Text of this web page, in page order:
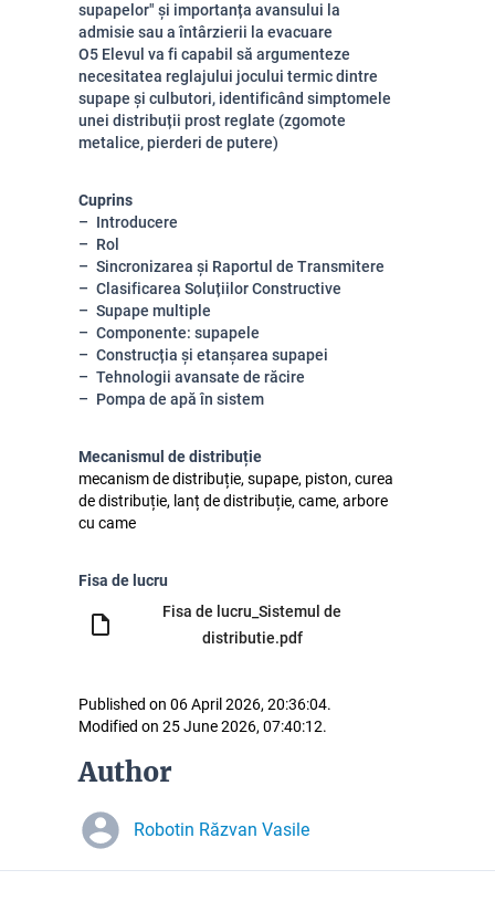
supapelor" și importanța avansului la
admisie sau a întârzierii la evacuare
O5 Elevul va fi capabil să argumenteze
necesitatea reglajului jocului termic dintre
supape și culbutori, identificând simptomele
unei distribuții prost reglate (zgomote
metalice, pierderi de putere)
Cuprins
Introducere
Rol
Sincronizarea și Raportul de Transmitere
Clasificarea Soluțiilor Constructive
Supape multiple
Componente: supapele
Construcția și etanșarea supapei
Tehnologii avansate de răcire
Pompa de apă în sistem
Mecanismul de distribuție
mecanism de distribuție, supape, piston, curea
de distribuție, lanț de distribuție, came, arbore
cu came
Fisa de lucru
Fisa de lucru_Sistemul de
distributie.pdf
Published on 06 April 2026, 20:36:04.
Modified on 25 June 2026, 07:40:12.
Author
Robotin Răzvan Vasile